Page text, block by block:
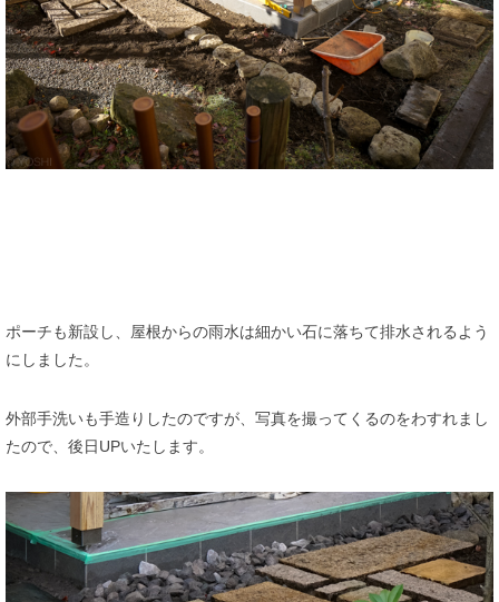
ポーチも新設し、屋根からの雨水は細かい石に落ちて排水されるよう
にしました。
外部手洗いも手造りしたのですが、写真を撮ってくるのをわすれまし
たので、後日UPいたします。